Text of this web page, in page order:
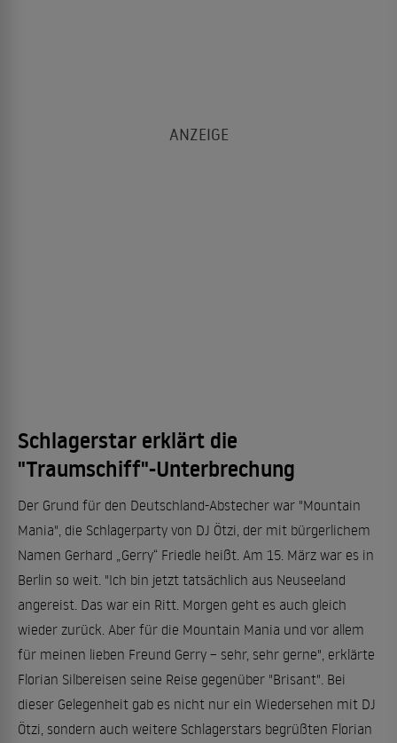
Schlagerstar erklärt die
"Traumschiff"-Unterbrechung
Der Grund für den Deutschland-Abstecher war "Mountain
Mania", die Schlagerparty von DJ Ötzi, der mit bürgerlichem
Namen Gerhard „Gerry“ Friedle heißt. Am 15. März war es in
Berlin so weit. "Ich bin jetzt tatsächlich aus Neuseeland
angereist. Das war ein Ritt. Morgen geht es auch gleich
wieder zurück. Aber für die Mountain Mania und vor allem
für meinen lieben Freund Gerry – sehr, sehr gerne", erklärte
Florian Silbereisen seine Reise gegenüber "Brisant". Bei
dieser Gelegenheit gab es nicht nur ein Wiedersehen mit DJ
Ötzi, sondern auch weitere Schlagerstars begrüßten Florian